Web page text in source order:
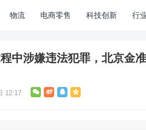
物流 电商零售 科技创新 行
中涉嫌违法犯罪，北京金
12:17